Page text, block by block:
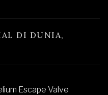
DI DUNIA,
Escape Valve